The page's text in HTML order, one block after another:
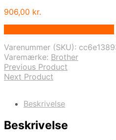
906,00 kr.
Varenummer (SKU):
Varemærke: Brother
Previous Product
Next Product
Beskrivelse
Beskrivelse